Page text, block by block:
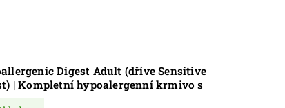
Digest Adult (dříve Sensitive
| Kompletní hypoalergenní krmivo s